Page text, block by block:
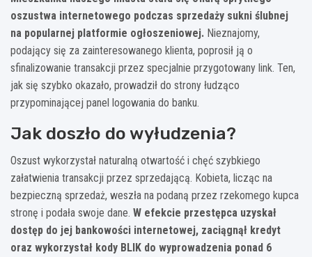
oszustwa internetowego podczas sprzedaży sukni ślubnej
na popularnej platformie ogłoszeniowej. Nieznajomy,
podający się za zainteresowanego klienta, poprosił ją o
sfinalizowanie transakcji przez specjalnie przygotowany link. Ten,
jak się szybko okazało, prowadził do strony łudząco
przypominającej panel logowania do banku.
Jak doszło do wyłudzenia?
Oszust wykorzystał naturalną otwartość i chęć szybkiego
załatwienia transakcji przez sprzedającą. Kobieta, licząc na
bezpieczną sprzedaż, weszła na podaną przez rzekomego kupca
stronę i podała swoje dane. W efekcie przestępca uzyskał
dostęp do jej bankowości internetowej, zaciągnął kredyt
oraz wykorzystał kody BLIK do wyprowadzenia ponad 6